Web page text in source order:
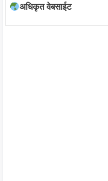
अधिकृत वेबसाईट